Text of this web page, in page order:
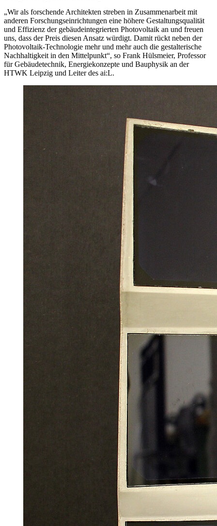
„Wir als forschende Architekten streben in Zusammenarbeit mit
anderen Forschungseinrichtungen eine höhere Gestaltungsqualität
und Effizienz der gebäudeintegrierten Photovoltaik an und freuen
uns, dass der Preis diesen Ansatz würdigt. Damit rückt neben der
Photovoltaik-Technologie mehr und mehr auch die gestalterische
Nachhaltigkeit in den Mittelpunkt“, so Frank Hülsmeier, Professor
für Gebäudetechnik, Energiekonzepte und Bauphysik an der
HTWK Leipzig und Leiter des ai:L.